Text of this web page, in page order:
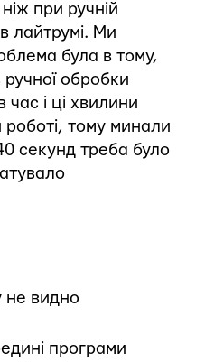
при ручній
лайтрумі. Ми
була в тому,
обробки
час і ці хвилини
роботі, тому минали
секунд треба було
не видно
програми